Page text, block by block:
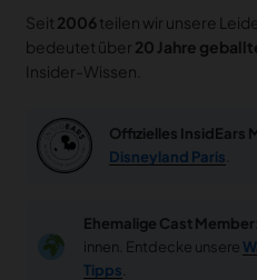
Seit 2006teilen wir unsere
bedeutet über 20 Jahre
Insider-Wissen.
Offizielles InsidEars
Disneyland Paris
Ehemalige Cast Member:
innen. Entdecke unsere
Tipps